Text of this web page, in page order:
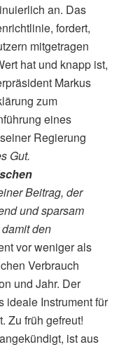
an. Das
fordert,
mitgetragen
hat und knapp ist,
Markus
zum
eines
Regierung
Gut.
Beitrag, der
und sparsam
den
vor weniger als
Verbrauch
und Jahr. Der
ideale Instrument für
Zu früh gefreut!
ist aus